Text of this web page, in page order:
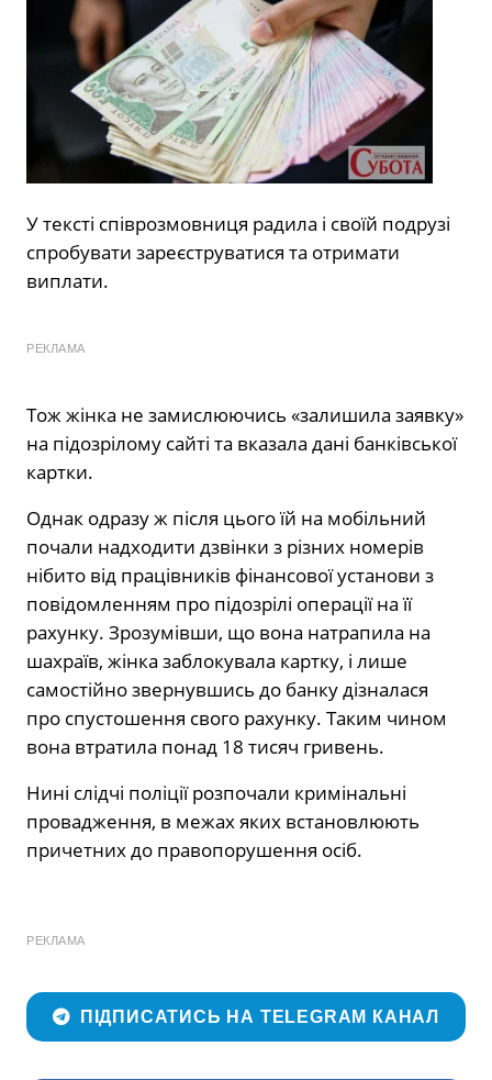
У тексті співрозмовниця радила і своїй подрузі
спробувати зареєструватися та отримати
виплати.
РЕКЛАМА
Тож жінка не замислюючись «залишила заявку»
на підозрілому сайті та вказала дані банківської
картки.
Однак одразу ж після цього їй на мобільний
почали надходити дзвінки з різних номерів
нібито від працівників фінансової установи з
повідомленням про підозрілі операції на її
рахунку. Зрозумівши, що вона натрапила на
шахраїв, жінка заблокувала картку, і лише
самостійно звернувшись до банку дізналася
про спустошення свого рахунку. Таким чином
вона втратила понад 18 тисяч гривень.
Нині слідчі поліції розпочали кримінальні
провадження, в межах яких встановлюють
причетних до правопорушення осіб.
РЕКЛАМА
ПІДПИСАТИСЬ НА TELEGRAM КАНАЛ